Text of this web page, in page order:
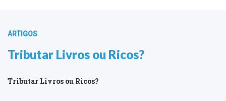
ARTIGOS
Tributar Livros ou Ricos?
Tributar Livros ou Ricos?